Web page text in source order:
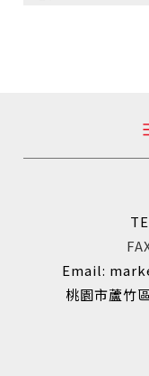
Email:
桃園市蘆竹